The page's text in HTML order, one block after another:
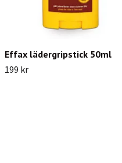
Effax lädergripstick 50ml
199 kr